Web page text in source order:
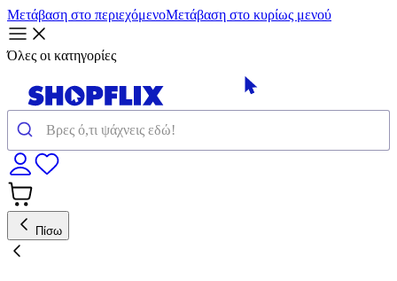
Μετάβαση στο περιεχόμενοΜετάβαση στο κυρίως μενού
Όλες οι κατηγορίες
Πίσω